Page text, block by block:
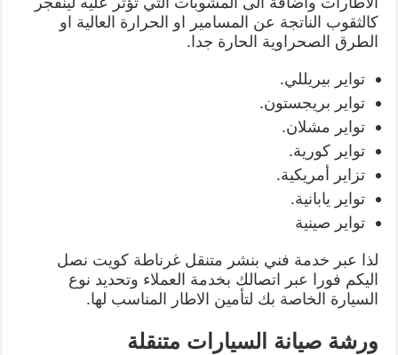
كالثقوب الناتجة عن المسامير او الحرارة العالية او
الطرق الصحراوية الحارة جدا.
تواير بيريللي.
تواير بريجستون.
تواير مشلان.
تواير كورية.
تزاير أمريكية.
تواير يابانية.
تواير صينية
لذا عبر خدمة فني بنشر متنقل غرناطة كويت نصل
اليكم فورا عبر اتصالك بخدمة العملاء وتحديد نوع
السيارة الخاصة بك لتأمين الاطار المناسب لها.
ورشة صيانة السيارات متنقلة